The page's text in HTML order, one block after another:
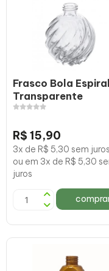
Frasco Bola Espiral
Transparente
R$ 15,90
3x de R$ 5,30 sem juros
ou em 3x de R$ 5,30
juros